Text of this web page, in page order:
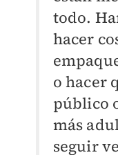
todo.
hacer
o hacer
público
más
seguir